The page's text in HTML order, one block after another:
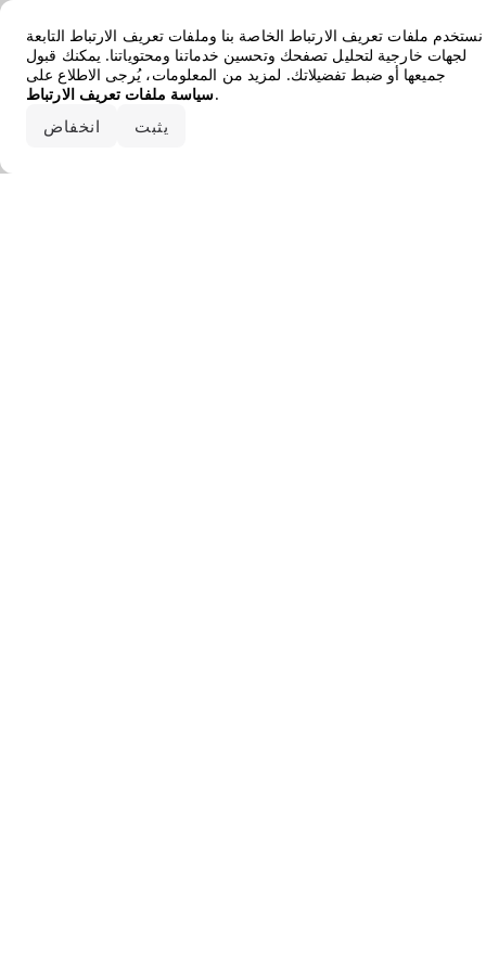
نستخدم ملفات تعريف الارتباط الخاصة بنا وملفات تعريف الارتباط التابعة
لجهات خارجية لتحليل تصفحك وتحسين خدماتنا ومحتوياتنا. يمكنك قبول
جميعها أو ضبط تفضيلاتك. لمزيد من المعلومات، يُرجى الاطلاع على
سياسة ملفات تعريف الارتباط.
انخفاض يثبت
Error loading the brand